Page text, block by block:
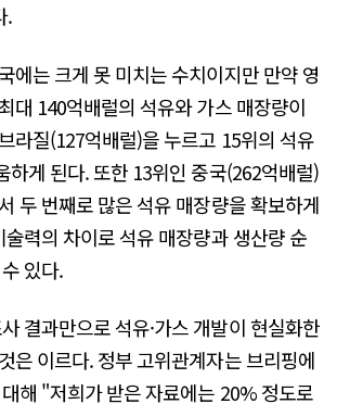
.
에는 크게 못 미치는 수치이지만 만약 영
대 140억배럴의 석유와 가스 매장량이
라질(127억배럴)을 누르고 15위의 석유
하게 된다. 또한 13위인 중국(262억배럴)
두 번째로 많은 석유 매장량을 확보하게
력의 차이로 석유 매장량과 생산량 순
있다.
결과만으로 석유·가스 개발이 현실화한
은 이르다. 정부 고위관계자는 브리핑에
해 "저희가 받은 자료에는 20% 정도로